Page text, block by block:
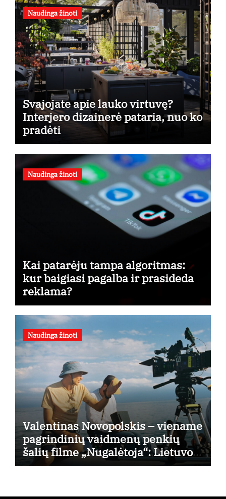
Naudinga žinoti
Svajojate apie lauko virtuvę?
Interjero dizainerė pataria, nuo ko
pradėti
Naudinga žinoti
Kai patarėju tampa algoritmas:
kur baigiasi pagalba ir prasideda
reklama?
Naudinga žinoti
Valentinas Novopolskis – viename
pagrindinių vaidmenų penkių
šalių filme „Nugalėtoja“: Lietuvos
kino teatruose – nuo rugpjūčio 7-